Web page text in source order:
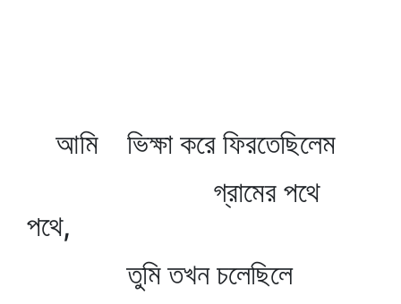
আমি ভিক্ষা করে ফিরতেছিলেম
গ্রামের পথে
পথে,
তুমি তখন চলেছিলে